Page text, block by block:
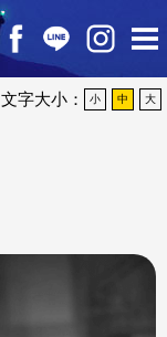
文字大小： 小 中 大